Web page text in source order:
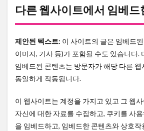
다른 웹사이트에서 임베드
제안된 텍스트: 이 사이트의 글은 임베드
이미지, 기사 등)가 포함될 수도 있습니다.
임베드된 콘텐츠는 방문자가 해당 다른
동일하게 작동됩니다.
이 웹사이트는 계정을 가지고 있고 그 웹
자신에 대한 자료를 수집하고, 쿠키를 사
을 임베드하고, 임베드한 콘텐츠와 상호